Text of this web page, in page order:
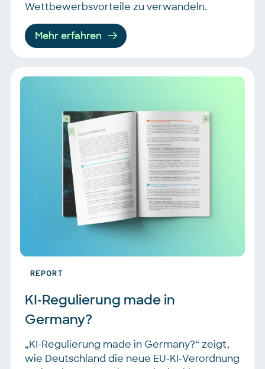
Wettbewerbsvorteile zu verwandeln.
Mehr erfahren
REPORT
KI-Regulierung made in
Germany?
„KI-Regulierung made in Germany?“ zeigt,
wie Deutschland die neue EU-KI-Verordnung